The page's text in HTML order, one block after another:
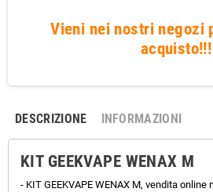
Vieni nei nostri negozi
acquisto!!!
DESCRIZIONE INFORMAZIONI
KIT GEEKVAPE WENAX M
- KIT GEEKVAPE WENAX M, vendita